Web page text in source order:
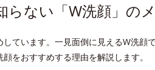
らない「W洗顔」の
ています。一見面倒に見えるW洗顔
をおすすめする理由を解説します。